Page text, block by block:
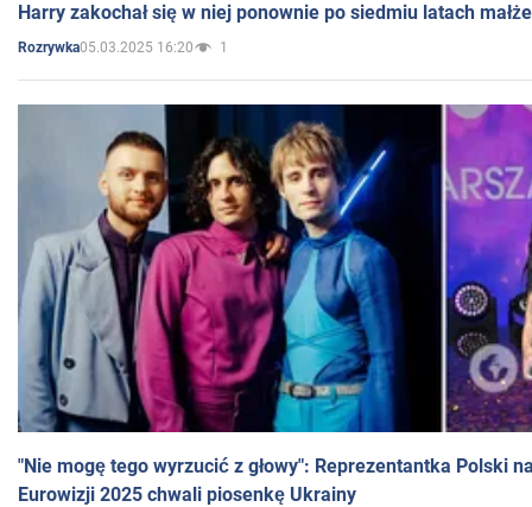
Harry zakochał się w niej ponownie po siedmiu latach
Rozrywka05.03.2025 16:20 1
"Nie mogę tego wyrzucić z głowy": Reprezentantka Polski
Eurowizji 2025 chwali piosenkę Ukrainy